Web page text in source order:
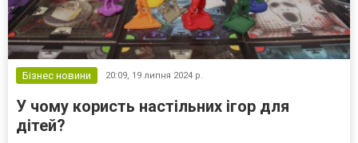
Бізнес новини 20:09, 19 липня 2024 р.
У чому користь настільних ігор для
дітей?